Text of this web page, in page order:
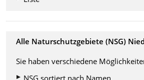
Alle Naturschutzgebiete (NSG)
Sie haben verschiedene
NSG sortiert nach Namen